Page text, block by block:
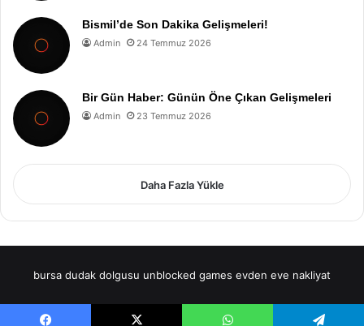
Bismil’de Son Dakika Gelişmeleri!
Admin 24 Temmuz 2026
Bir Gün Haber: Günün Öne Çıkan Gelişmeleri
Admin 23 Temmuz 2026
Daha Fazla Yükle
bursa dudak dolgusu unblocked games evden eve nakliyat